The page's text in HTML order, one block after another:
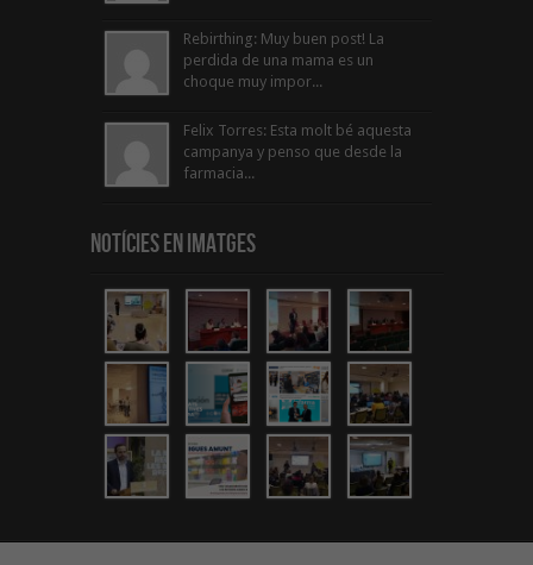
Rebirthing: Muy buen post! La
perdida de una mama es un
choque muy impor...
Felix Torres: Esta molt bé aquesta
campanya y penso que desde la
farmacia...
Notícies en Imatges